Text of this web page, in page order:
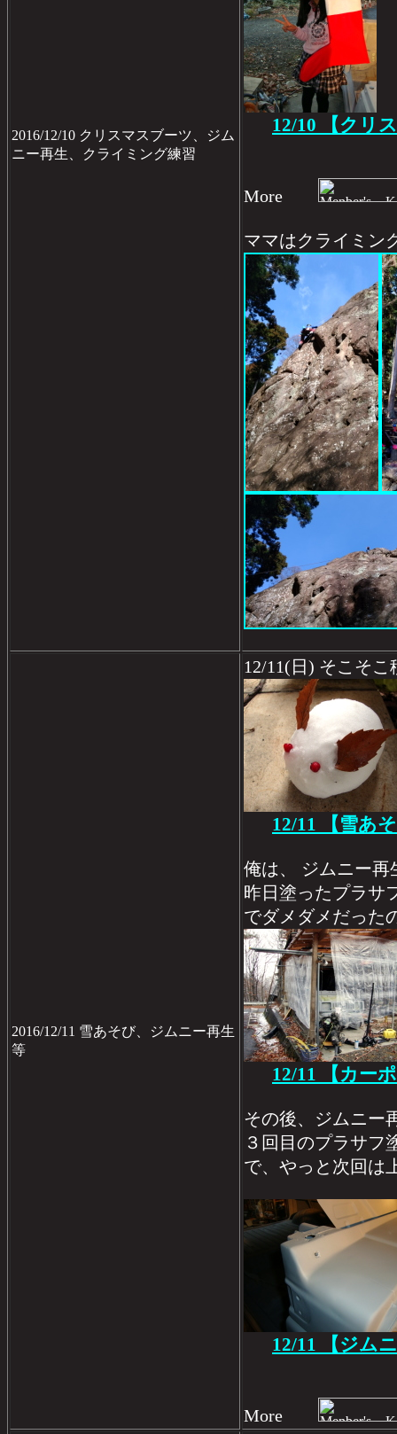
2016/12/10 クリスマスブーツ、ジム
ニー再生、クライミング練習
12/10 【クリ
More
ママはクライミン
2016/12/11 雪あそび、ジムニー再生
等
12/11(日) そこそこ
12/11 【雪あ
俺は、 ジムニー再
昨日塗ったプラサ
でダメダメだった
12/11 【カー
その後、ジムニー
３回目のプラサフ
で、やっと次回は
12/11 【ジム
More